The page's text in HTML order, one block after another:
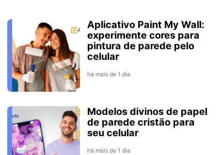
Aplicativo Paint My Wall:
experimente cores para
pintura de parede pelo
celular
há mais de 1 dia
Modelos divinos de papel
de parede cristão para
seu celular
há mais de 1 dia